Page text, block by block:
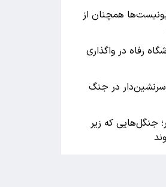
همچنان از
رفاه در واگذاری
هواپیمای سرنشین‌دار در جنگ
جنگل‌هایی که زیر